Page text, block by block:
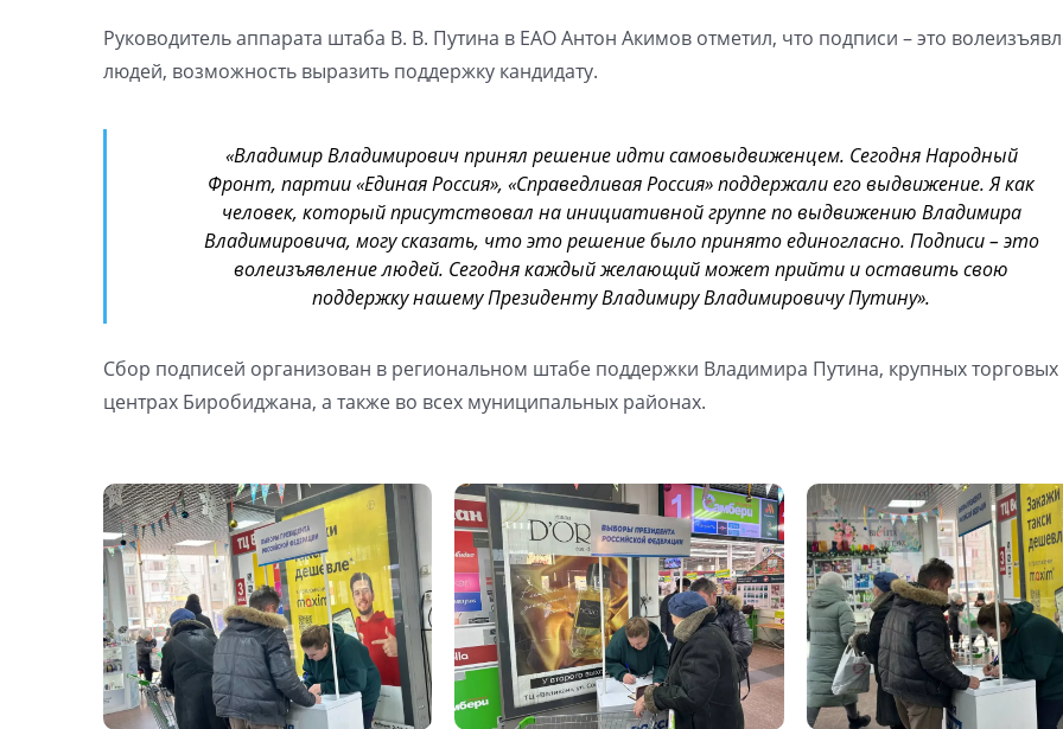
Руководитель аппарата штаба В. В. Путина в ЕАО Антон Акимов отметил, что подписи – это
людей, возможность выразить поддержку кандидату.
«Владимир Владимирович принял решение идти самовыдвиженцем. Сегодня Народный
Фронт, партии «Единая Россия», «Справедливая Россия» поддержали его выдвижение. Я как
человек, который присутствовал на инициативной группе по выдвижению Владимира
Владимировича, могу сказать, что это решение было принято единогласно. Подписи – это
волеизъявление людей. Сегодня каждый желающий может прийти и оставить свою
поддержку нашему Президенту Владимиру Владимировичу Путину».
Сбор подписей организован в региональном штабе поддержки Владимира Путина, крупных торговых
центрах Биробиджана, а также во всех муниципальных районах.